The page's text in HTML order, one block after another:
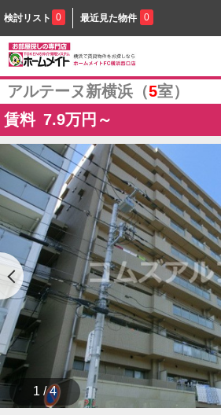
検討リスト 0 最近見た物件 0
アルテーヌ新横浜（5室）
賃料 7.9万円～
1 / 4